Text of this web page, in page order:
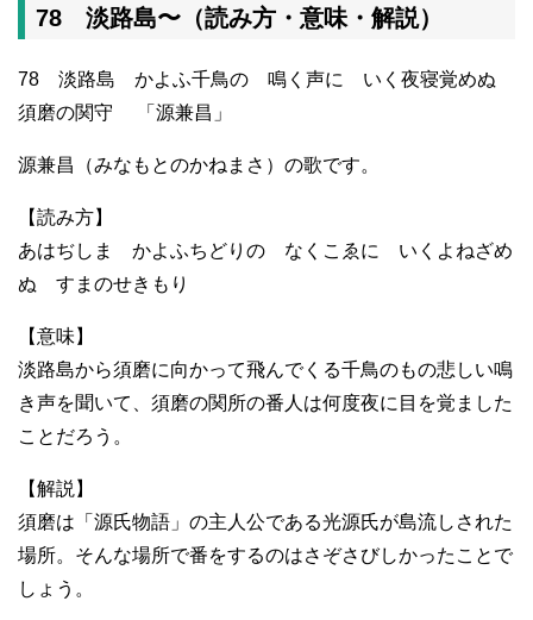
78 淡路島〜（読み方・意味・解説）
78 淡路島 かよふ千鳥の 鳴く声に いく夜寝覚めぬ
須磨の関守 「源兼昌」
源兼昌（みなもとのかねまさ）の歌です。
【読み方】
あはぢしま かよふちどりの なくこゑに いくよねざめ
ぬ すまのせきもり
【意味】
淡路島から須磨に向かって飛んでくる千鳥のもの悲しい鳴
き声を聞いて、須磨の関所の番人は何度夜に目を覚ました
ことだろう。
【解説】
須磨は「源氏物語」の主人公である光源氏が島流しされた
場所。そんな場所で番をするのはさぞさびしかったことで
しょう。